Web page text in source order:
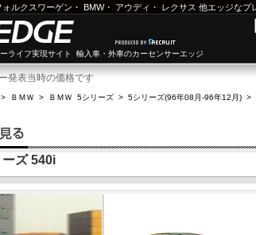
ォルクスワーゲン ・ BMW・ アウディ ・ レクサス 他エッジなプ
ライフ実現サイト 輸入車・外車のカーセンサーエッジ
発表当時の価格です
> ＢＭＷ > ＢＭＷ 5シリーズ > 5シリーズ(96年08月-96年12月) >
ーズ 540i